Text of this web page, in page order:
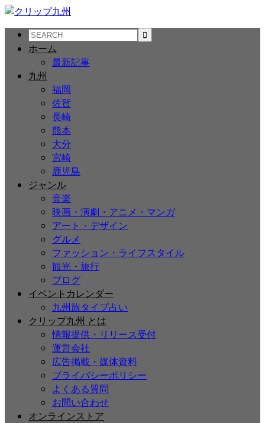
ホーム
最新記事
九州
福岡
佐賀
長崎
熊本
大分
宮崎
鹿児島
ジャンル
音楽
映画・演劇・アニメ・マンガ
アート・デザイン
グルメ
ファッション・ライフスタイル
観光・旅行
ブログ
イベントカレンダー
九州旅タイプ占い
クリップ九州 とは
情報提供・リリース受付
運営会社
広告掲載・媒体資料
プライバシーポリシー
よくある質問
お問い合わせ
オンラインストア